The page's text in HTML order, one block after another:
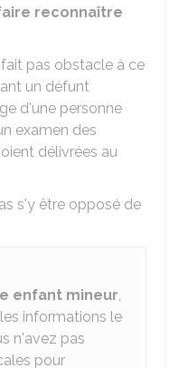
reconnaître
pas obstacle à ce
un défunt
d'une personne
examen des
délivrées au
s'y être opposé de
enfant mineur,
informations le
n'avez pas
pour